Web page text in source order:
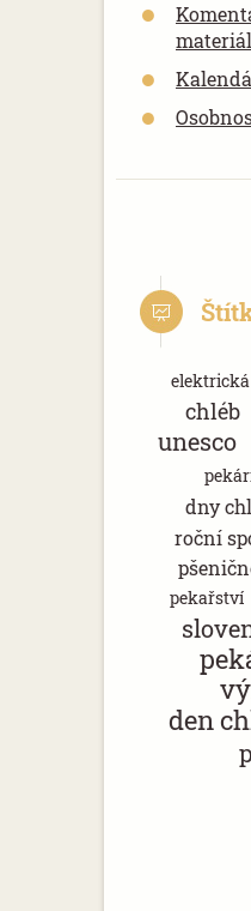
elektrická
chléb
unesco
dny
roční
pekařství
den